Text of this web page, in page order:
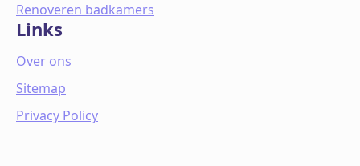
Renoveren badkamers
Links
Over ons
Sitemap
Privacy Policy